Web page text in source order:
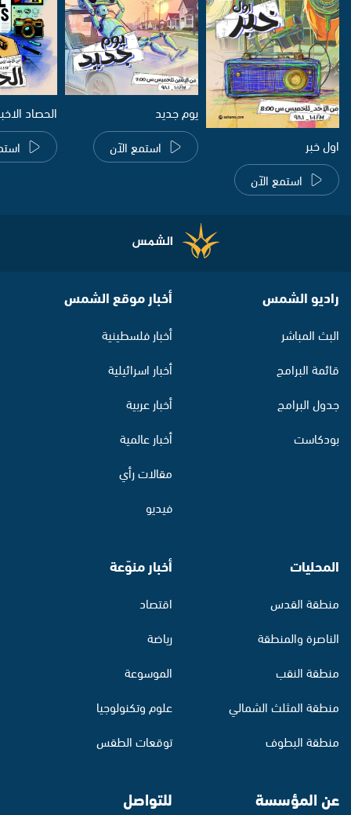
اول خبر
استمع الآن
يوم جديد
استمع الآن
الحصاد
راديو الشمس
البث المباشر
قائمة البرامج
جدول البرامج
بودكاست
أخبار موقع الشمس
أخبار فلسطينية
أخبار اسرائيلية
أخبار عربية
أخبار عالمية
مقالات رأي
فيديو
المحليات
منطقة القدس
الناصرة والمنطقة
منطقة النقب
منطقة المثلث الشمالي
منطقة البطوف
أخبار منوّعة
اقتصاد
رياضة
الموسوعة
علوم وتكنولوجيا
توقعات الطقس
عن المؤسسة للتواصل